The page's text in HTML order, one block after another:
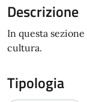
Descrizione
In questa
cultura.
Tipologia